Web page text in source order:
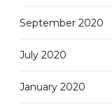
September 2020
July 2020
January 2020